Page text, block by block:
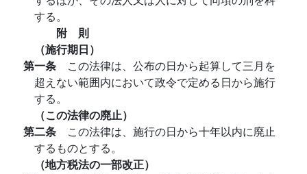
する。
附 則
（施行期日）
第一条 この法律は、公布の日から起算して三月を
超えない範囲内において政令で定める日から施行
する。
（この法律の廃止）
第二条 この法律は、施行の日から十年以内に廃止
するものとする。
（地方税法の一部改正）